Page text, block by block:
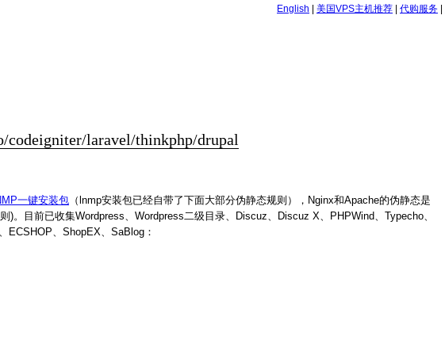
English 美国VPS主机推荐 代购服务
codeigniter/laravel/thinkphp/drupal
一键安装包 （lnmp安装包已经自带了下面大部分伪静态规则），Nginx和Apache的伪静态是
。目前已收集Wordpress、Wordpress二级目录、Discuz、Discuz X、PHPWind、Typecho、
ECSHOP、ShopEX、SaBlog：